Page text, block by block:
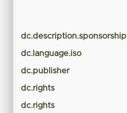
dc.description.sponsorship
dc.language.iso
dc.publisher
dc.rights
dc.rights